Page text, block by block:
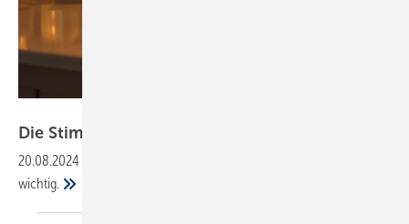
Die Stimmung im Bad hellt sich langsam
20.08.2024
wichtig.